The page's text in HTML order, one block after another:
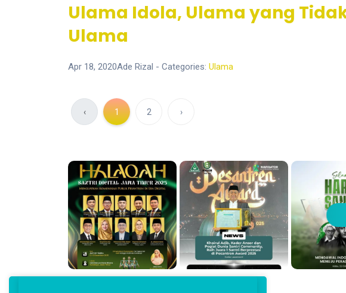
Ulama Idola, Ulama yang
Ulama
Apr 18, 2020Ade Rizal - Categories: Ulama
‹ 1 2 ›